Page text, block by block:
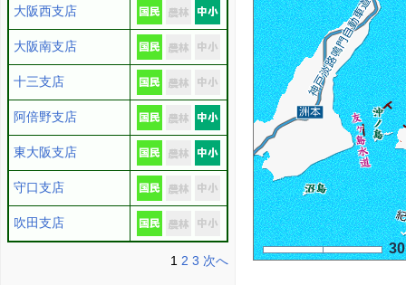
大阪西支店
大阪南支店
十三支店
阿倍野支店
東大阪支店
守口支店
吹田支店
1 2 3 次へ